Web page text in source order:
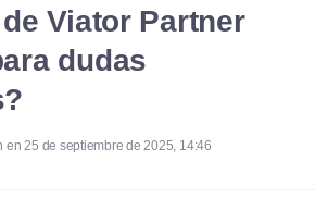
Viator Partner
dudas
en 25 de septiembre de 2025, 14:46